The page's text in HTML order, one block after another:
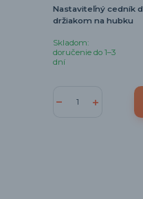
Nastaviteľný cedník
držiakom na hubku
Skladom:
doručenie do 1–3
dní